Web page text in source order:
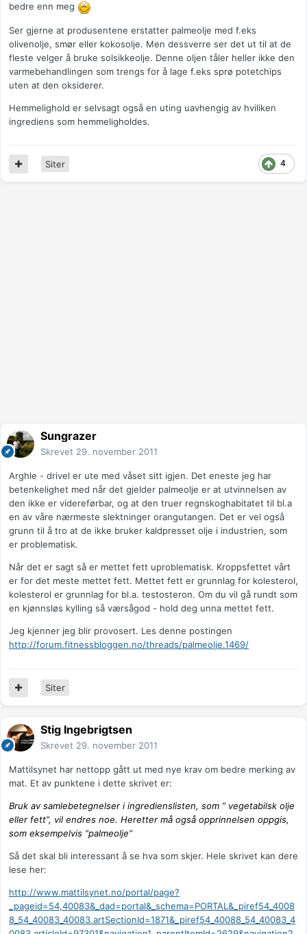
bedre enn meg
Ser gjerne at produsentene erstatter palmeolje med f.eks
olivenolje, smør eller kokosolje. Men dessverre ser det ut til at de
fleste velger å bruke solsikkeolje. Denne oljen tåler heller ikke den
varmebehandlingen som trengs for å lage f.eks sprø potetchips
uten at den oksiderer.
Hemmelighold er selvsagt også en uting uavhengig av hviliken
ingrediens som hemmeligholdes.
4
Siter
Sungrazer
Skrevet 29. november 2011
Arghle - drivel er ute med våset sitt igjen. Det eneste jeg har
betenkelighet med når det gjelder palmeolje er at utvinnelsen av
den ikke er videreførbar, og at den truer regnskoghabitatet til bl.a
en av våre nærmeste slektninger orangutangen. Det er vel også
grunn til å tro at de ikke bruker kaldpresset olje i industrien, som
er problematisk.
Når det er sagt så er mettet fett uproblematisk. Kroppsfettet vårt
er for det meste mettet fett. Mettet fett er grunnlag for kolesterol,
kolesterol er grunnlag for bl.a. testosteron. Om du vil gå rundt som
en kjønnsløs kylling så værsågod - hold deg unna mettet fett.
Jeg kjenner jeg blir provosert. Les denne postingen
http://forum.fitnessbloggen.no/threads/palmeolje.1469/
Siter
Stig Ingebrigtsen
Skrevet 29. november 2011
Mattilsynet har nettopp gått ut med nye krav om bedre merking av
mat. Et av punktene i dette skrivet er:
Bruk av samlebetegnelser i ingredienslisten, som ” vegetabilsk olje
eller fett”, vil endres noe. Heretter må også opprinnelsen oppgis,
som eksempelvis ”palmeolje”
Så det skal bli interessant å se hva som skjer. Hele skrivet kan dere
lese her:
http://www.mattilsynet.no/portal/page?
_pageid=54,40083&_dad=portal&_schema=PORTAL&_piref54_4008
8_54_40083_40083.artSectionId=1871&_piref54_40088_54_40083_4